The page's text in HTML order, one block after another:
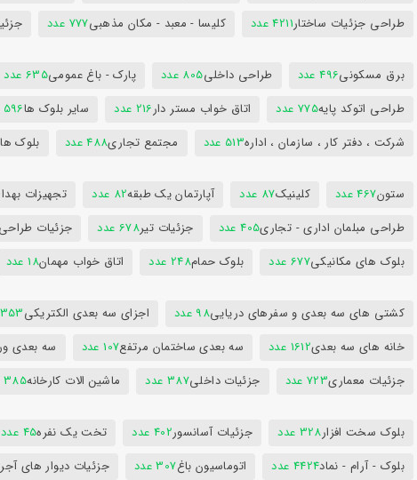
طراحی جزئیات ساختار4211 عدد کلیسا - معبد - مکان مذهبی777 عدد
برق مسکونی496 عدد طراحی داخلی805 عدد پارک - باغ عمومی635 عدد
طراحی اتوکد پایه775 عدد اتاق خواب مستر دار216 عدد سایر بلوک ها596 عدد
شرکت ، دفتر کار ، سازمان ، اداره513 عدد مجتمع تجاری488 عدد بلوک
ستون467 عدد کلینیک87 عدد آپارتمان یک طبقه82 عدد تجهیزات
طراحی مبلمان اداری - تجاری405 عدد جزئیات تیر678 عدد جزئیات
بلوک های مکانیکی677 عدد بلوک حمام248 عدد اتاق خواب مهمان18 عدد
کشتی های سه بعدی و سفرهای دریایی98 عدد اجزای سه بعدی الکتریکی353 عدد
خانه های سه بعدی1612 عدد سه بعدی ساختمان مرتفع107 عدد سه بعدی
جزئیات معماری723 عدد جزئیات داخلی387 عدد ماشین الات کارخانه385 عدد
بلوک سخت افزار328 عدد جزئیات آسانسور402 عدد تخت یک نفره45 عدد
بلوک - آرام - نماد4424 عدد اتوماسیون باغ307 عدد جزئیات دیوار های